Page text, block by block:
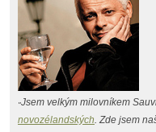
"Jsem velkým milovníkem
novozélandských. Zde jsem